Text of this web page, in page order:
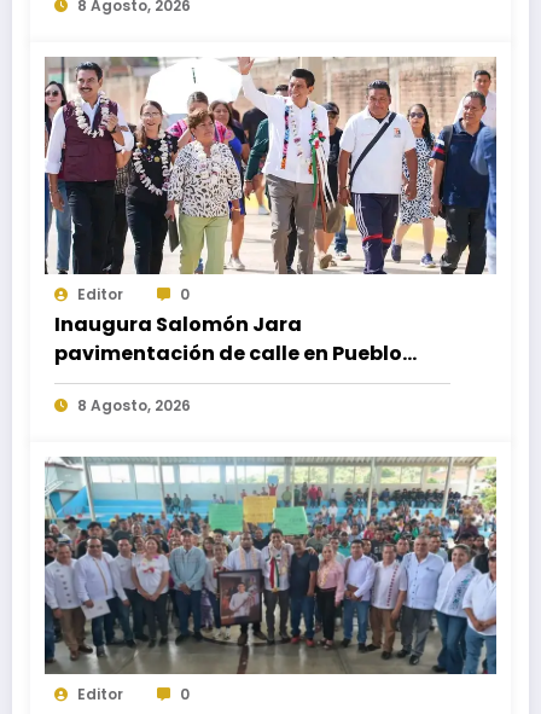
carretera federal 190 kilómetro 184 +
8 Agosto, 2026
Editor 0
Inaugura Salomón Jara
pavimentación de calle en Pueblo
Nuevo; fortalece movilidad y
conectividad
8 Agosto, 2026
Editor 0